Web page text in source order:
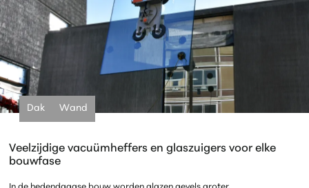
Dak Wand
Veelzijdige vacuümheffers en glaszuigers voor elke
bouwfase